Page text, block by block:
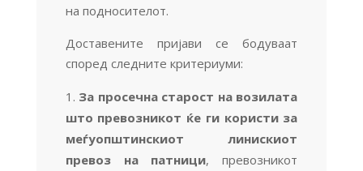
на подносителот.
Доставените пријави се бодуваат
според следните критериуми:
За просечна старост на возилата
што превозникот ќе ги користи за
меѓуопштинскиот линискиот
превоз на патници, превозникот